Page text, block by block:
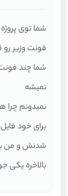
شما توی
فونت وزیر
شما چند فونت
نمیشه
نمیدونم چرا
برای خود
شدنش و من
بالاخره یکی